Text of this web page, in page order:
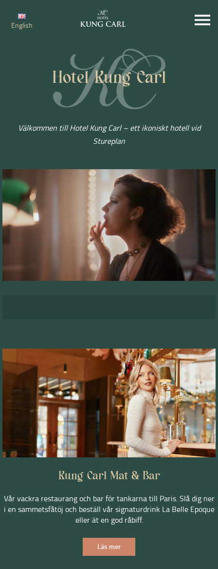
English
Hotel Kung Carl
Välkommen till Hotel Kung Carl – ett ikoniskt hotell vid
Stureplan
Kung Carl Mat & Bar
Vår vackra restaurang och bar för tankarna till Paris. Slå dig ner
i en sammetsfåtöj och beställ vår signaturdrink La Belle Epoque
eller ät en god råbiff.
Läs mer